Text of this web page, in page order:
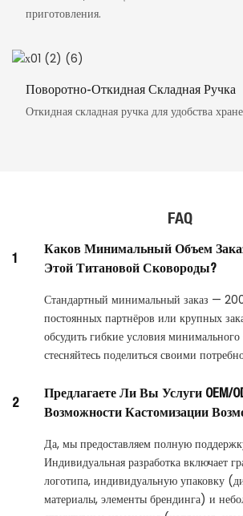
приготовления.
Поворотно-Откидная Складная Ручка
Откидная складная ручка для удобства
FAQ
1
Каков Минимальный Объем
Этой Титановой Сковороды?
Стандартный минимальный заказ —
постоянных партнёров или крупных
обсудить гибкие условия
стесняйтесь поделиться своими
2
Предлагаете Ли Вы Услуги OEM/
Возможности Кастомизации
Да, мы предоставляем полную
Индивидуальная разработка включает
логотипа, индивидуальную упаковку
материалы, элементы брендинга) и